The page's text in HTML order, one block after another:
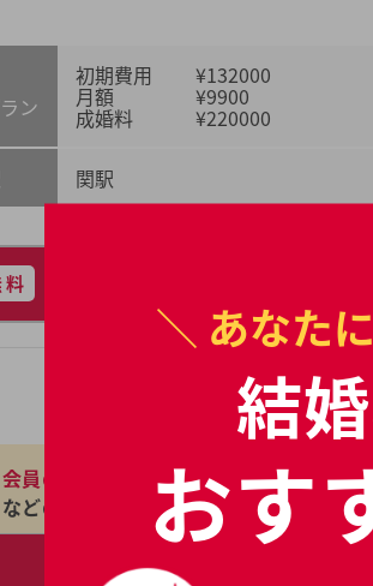
ン
初期費用 ¥132000
月額 ¥9900
成婚料 ¥220000
関駅
料
会員の成婚実績 やキャンペーン情報
などの詳細情報が分かります。
無料パンフで一気に比較
＼ あなたに
結
おす